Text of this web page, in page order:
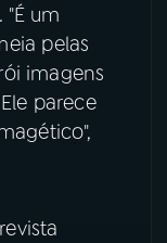
um
pelas
imagens
parece